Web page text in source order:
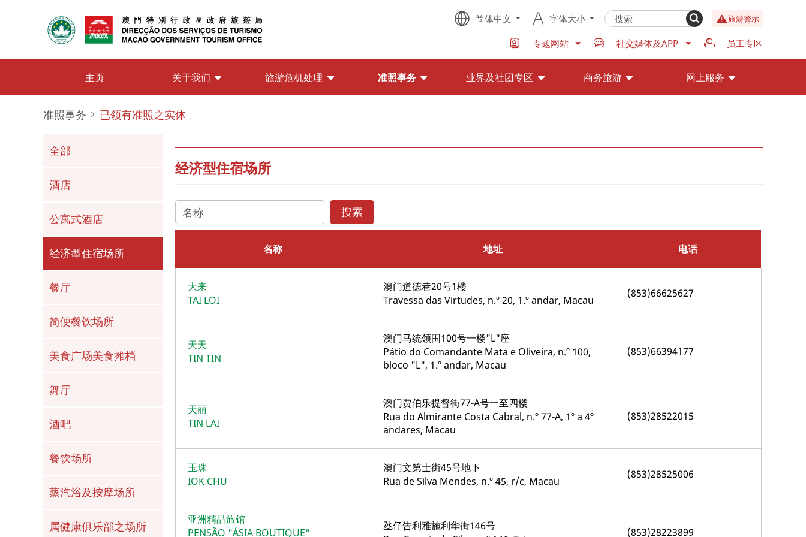
简体中文 字体大小 旅游警示
专题网站 社交媒体及APP 员工专区
主页 关于我们 旅游危机处理 准照事务 业界及社团专区 商务旅游 网上服务
准照事务 已领有准照之实体
全部
酒店
公寓式酒店
经济型住宿场所
餐厅
简便餐饮场所
美食广场美食摊档
舞厅
酒吧
餐饮场所
蒸汽浴及按摩场所
属健康俱乐部之场所
经济型住宿场所
搜索
名称 地址 电话
大来
TAI LOI
澳门道德巷20号1楼
Travessa das Virtudes, n.º 20, 1.º andar, Macau
(853)66625627
天天
TIN TIN
澳门马统领围100号一楼"L"座
Pátio do Comandante Mata e Oliveira, n.º 100,
bloco "L", 1.º andar, Macau
(853)66394177
天丽
TIN LAI
澳门贾伯乐提督街77-A号一至四楼
Rua do Almirante Costa Cabral, n.º 77-A, 1º a 4º
andares, Macau
(853)28522015
玉珠
IOK CHU
澳门文第士街45号地下
Rua de Silva Mendes, n.º 45, r/c, Macau
(853)28525006
亚洲精品旅馆
PENSÃO "ÁSIA BOUTIQUE"
氹仔告利雅施利华街146号
(853)28223899